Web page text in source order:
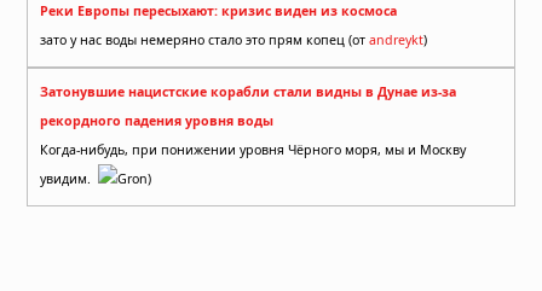
Реки Европы пересыхают: кризис виден из космоса
зато у нас воды немеряно стало это прям копец (от andreykt)
Затонувшие нацистские корабли стали видны в Дунае из-за
рекордного падения уровня воды
Когда-нибудь, при понижении уровня Чёрного моря, мы и Москву
увидим.
Gron)